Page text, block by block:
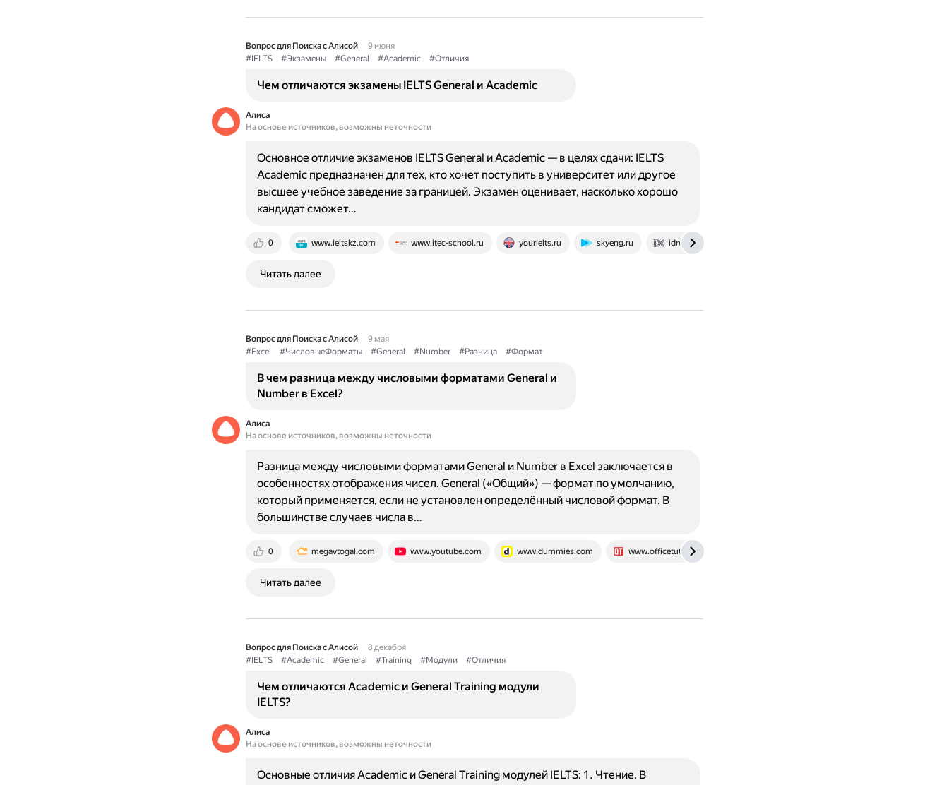
Вопрос для Поиска с Алисой
9 июня
#IELTS
#Экзамены #General #Academic #Отличия
Чем отличаются экзамены IELTS General и Academic
Алиса
На основе источников, возможны неточности
0 www.ieltskz.com www.itec-school.ru yourielts.ru skyeng.ru idreamcareer.com
Основное отличие экзаменов IELTS General и Academic — в целях сдачи: IELTS
Academic предназначен для тех, кто хочет поступить в университет или другое
высшее учебное заведение за границей. Экзамен оценивает, насколько хорошо
кандидат сможет…
Читать далее
Вопрос для Поиска с Алисой
9 мая
#Excel
#ЧисловыеФорматы #General #Number #Разница #Формат
В чем разница между числовыми форматами General и
Number в Excel?
Алиса
На основе источников, возможны неточности
0 megavtogal.com www.youtube.com www.dummies.com www.officetuto.com
Разница между числовыми форматами General и Number в Excel заключается в
особенностях отображения чисел. General («Общий») — формат по умолчанию,
который применяется, если не установлен определённый числовой формат. В
большинстве случаев числа в…
Читать далее
Вопрос для Поиска с Алисой
8 декабря
#IELTS
#Academic #General #Training #Модули #Отличия
Чем отличаются Academic и General Training модули
IELTS?
Алиса
На основе источников, возможны неточности
Основные отличия Academic и General Training модулей IELTS: 1. Чтение. В